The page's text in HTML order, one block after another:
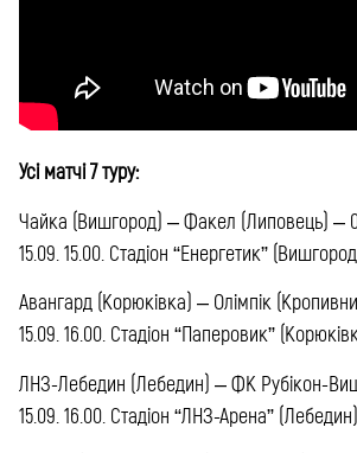
Усі матчі 7 туру:
Чайка (Вишгород) – Факел (Липовець) –
15.09. 15.00. Стадіон “Енергетик”
Авангард (Корюківка) – Олімпік
15.09. 16.00. Стадіон “Паперовик”
ЛНЗ-Лебедин (Лебедин) – ФК Рубікон-
15.09. 16.00. Стадіон “ЛНЗ-Арена” (Лебедин)